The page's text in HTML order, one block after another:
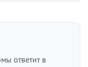
ответит в